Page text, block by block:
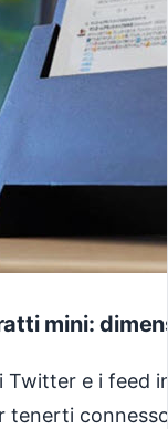
mini:
e i feed
tenerti